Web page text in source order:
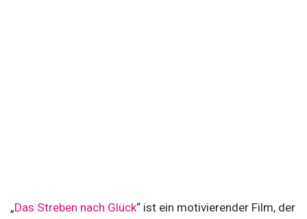
„Das Streben nach Glück“ ist ein motivierender Film, der